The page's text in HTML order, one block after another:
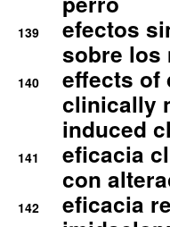
139
efectos
sobre los
140
effects of
clinically
induced
141
eficacia
con
142
eficacia